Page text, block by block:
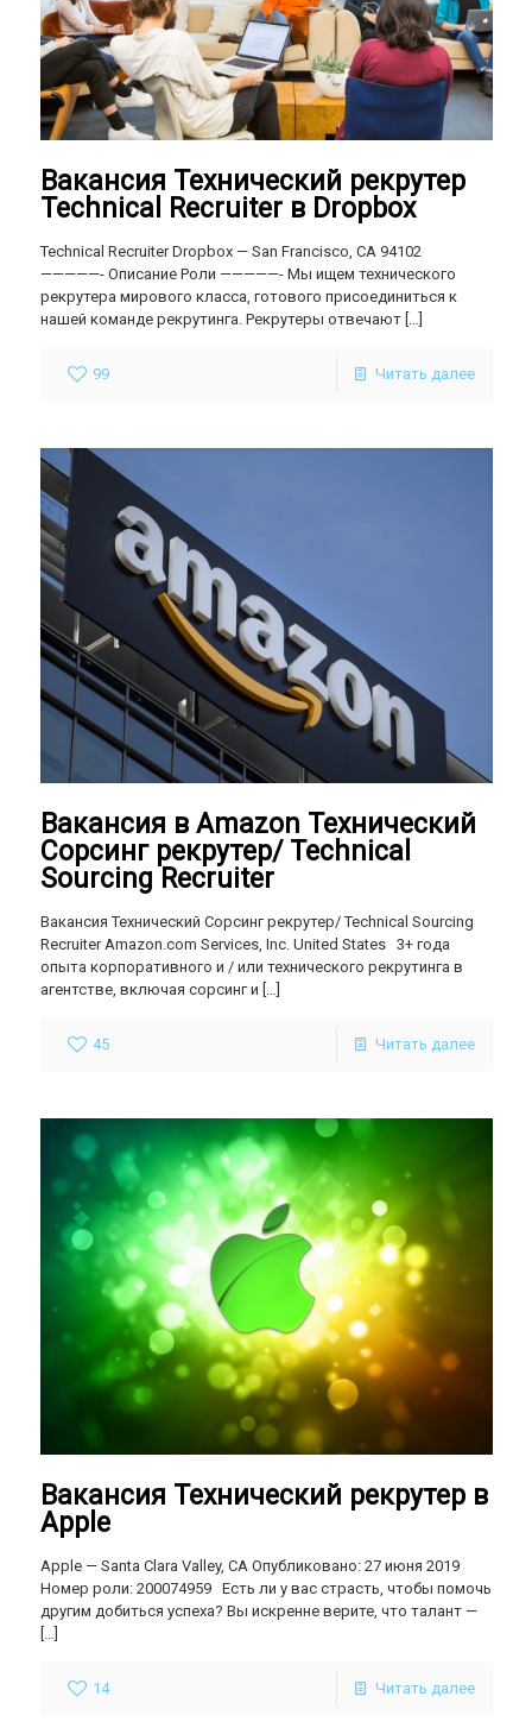
Вакансия Технический рекрутер
Technical Recruiter в Dropbox
Technical Recruiter Dropbox — San Francisco, CA 94102
—————- Описание Роли —————- Мы ищем технического
рекрутера мирового класса, готового присоединиться к
нашей команде рекрутинга. Рекрутеры отвечают[…]
99 Читать далее
Вакансия в Amazon Технический
Сорсинг рекрутер/ Technical
Sourcing Recruiter
Вакансия Технический Сорсинг рекрутер/ Technical Sourcing
Recruiter Amazon.com Services, Inc. United States 3+ года
опыта корпоративного и / или технического рекрутинга в
агентстве, включая сорсинг и […]
45 Читать далее
Вакансия Технический рекрутер в
Apple
Apple — Santa Clara Valley, CA Опубликовано: 27 июня 2019
Номер роли: 200074959 Есть ли у вас страсть, чтобы помочь
другим добиться успеха? Вы искренне верите, что талант —
14 Читать далее